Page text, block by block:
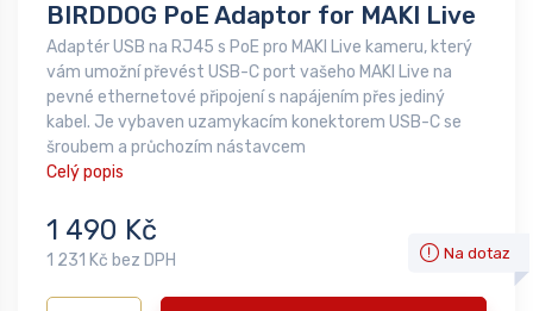
BIRDDOG PoE Adaptor for MAKI Live
Adaptér USB na RJ45 s PoE pro MAKI Live kameru, který
vám umožní převést USB-C port vašeho MAKI Live na
pevné ethernetové připojení s napájením přes jediný
kabel. Je vybaven uzamykacím konektorem USB-C se
šroubem a průchozím nástavcem
Celý popis
1 490 Kč
1 231 Kč bez DPH Na dotaz